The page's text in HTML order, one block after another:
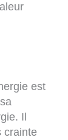
est
Il
crainte